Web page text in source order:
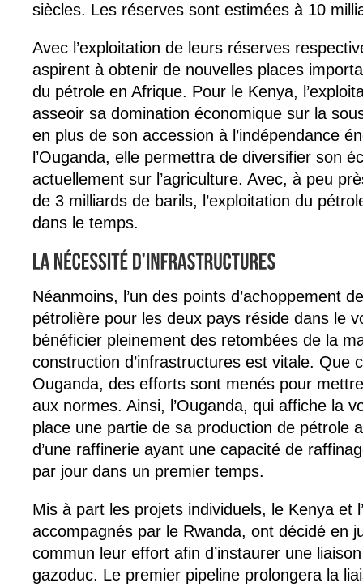
siècles. Les réserves sont estimées à 10
Avec l’exploitation de leurs réserves
aspirent à obtenir de nouvelles places
du pétrole en Afrique. Pour le Kenya,
asseoir sa domination économique sur la
en plus de son accession à l’indépendance
l’Ouganda, elle permettra de diversifier son
actuellement sur l’agriculture. Avec, à peu
de 3 milliards de barils, l’exploitation du
dans le temps.
Néanmoins, l’un des points d’achoppement
pétrolière pour les deux pays réside dans le
bénéficier pleinement des retombées de la
construction d’infrastructures est vitale. Que
Ouganda, des efforts sont menés pour
aux normes. Ainsi, l’Ouganda, qui affiche la
place une partie de sa production de pétrole
d’une raffinerie ayant une capacité de
par jour dans un premier temps.
Mis à part les projets individuels, le Kenya et
accompagnés par le Rwanda, ont décidé en
commun leur effort afin d’instaurer une
gazoduc. Le premier pipeline prolongera la